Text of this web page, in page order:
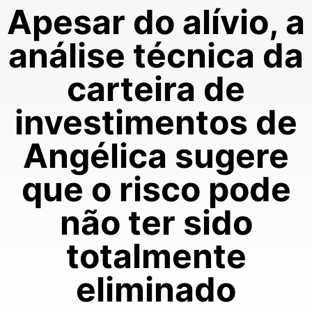
Apesar do alívio, a
análise técnica da
carteira de
investimentos de
Angélica sugere
que o risco pode
não ter sido
totalmente
eliminado